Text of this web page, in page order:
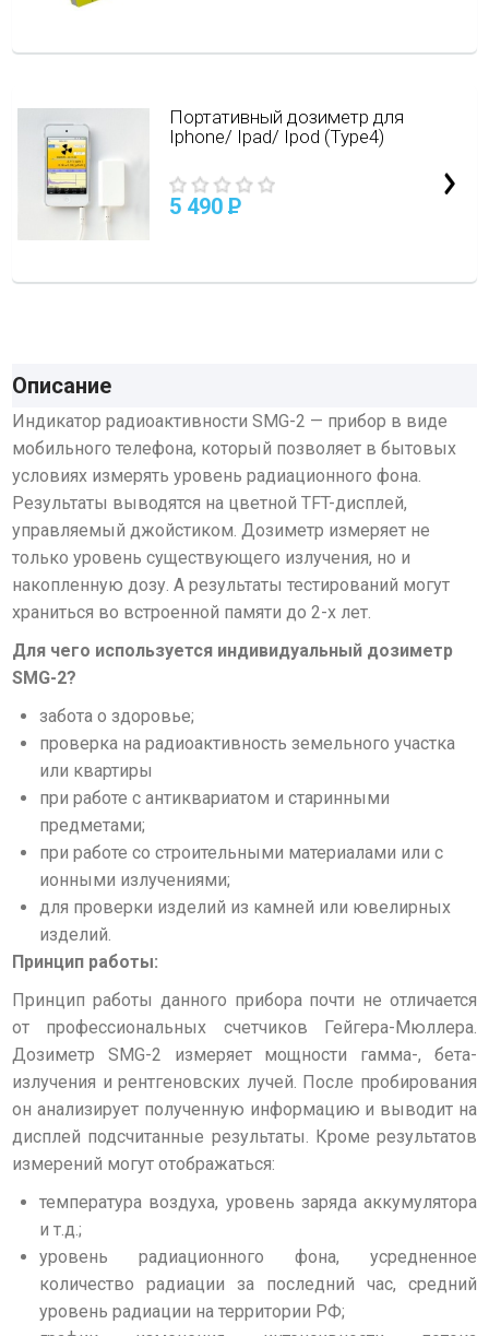
Портативный дозиметр для
Iphone/ Ipad/ Ipod (Type4)
5 490 P
Описание
Индикатор радиоактивности SMG-2 — прибор в виде
мобильного телефона, который позволяет в бытовых
условиях измерять уровень радиационного фона.
Результаты выводятся на цветной TFT-дисплей,
управляемый джойстиком. Дозиметр измеряет не
только уровень существующего излучения, но и
накопленную дозу. А результаты тестирований могут
храниться во встроенной памяти до 2-х лет.
Для чего используется индивидуальный дозиметр
SMG-2?
забота о здоровье;
проверка на радиоактивность земельного участка
или квартиры
при работе с антиквариатом и старинными
предметами;
при работе со строительными материалами или с
ионными излучениями;
для проверки изделий из камней или ювелирных
изделий.
Принцип работы:
Принцип работы данного прибора почти не отличается
от профессиональных счетчиков Гейгера-Мюллера.
Дозиметр SMG-2 измеряет мощности гамма-, бета-
излучения и рентгеновских лучей. После пробирования
он анализирует полученную информацию и выводит на
дисплей подсчитанные результаты. Кроме результатов
измерений могут отображаться:
температура воздуха, уровень заряда аккумулятора
и т.д.;
уровень радиационного фона, усредненное
количество радиации за последний час, средний
уровень радиации на территории РФ;